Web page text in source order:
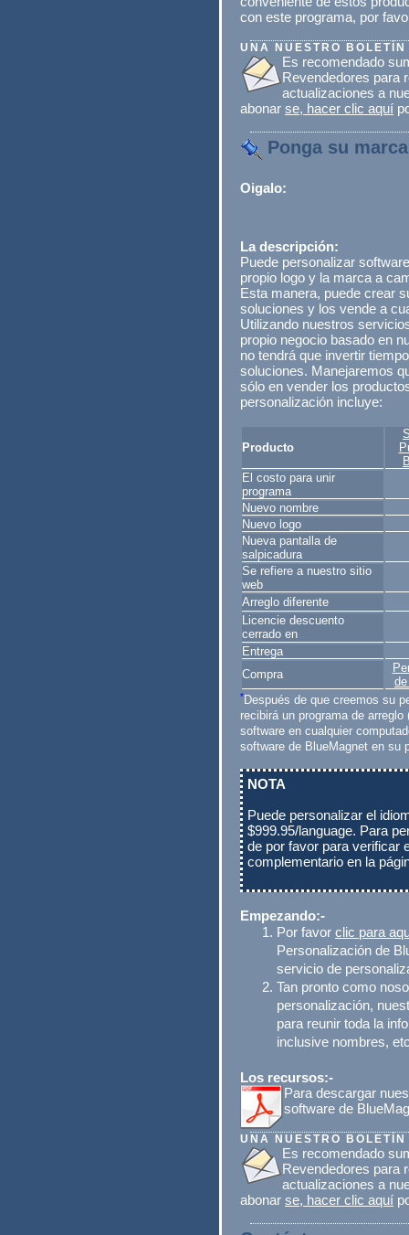
con este programa, por
UNA NUESTRO
Es recomendado
Revendedores para
actualizaciones a
abonar se, hacer clic aquí
Ponga su
Oigalo:
La descripción:
Puede personalizar
propio logo y la marca a
Esta manera, puede crear
soluciones y los vende a
Utilizando nuestros
propio negocio basado en
no tendrá que invertir
soluciones. Manejaremos
sólo en vender los
personalización incluye:
Producto
El costo para unir
programa
Nuevo nombre
Nuevo logo
Nueva pantalla de
salpicadura
Se refiere a nuestro sitio
web
Arreglo diferente
Licencie descuento
cerrado en
Entrega
Compra
*Después de que creemos su
recibirá un programa de
software en cualquier
software de BlueMagnet en su
NOTA
Puede personalizar el
$999.95/language. Para
de por favor para verificar
complementario en la
Empezando:-
Por favor clic para
Personalización de
servicio de
Tan pronto como
personalización,
para reunir toda la
inclusive nombres,
Los recursos:-
Para descargar
software de
UNA NUESTRO
Es recomendado
Revendedores para
actualizaciones a
abonar se, hacer clic aquí